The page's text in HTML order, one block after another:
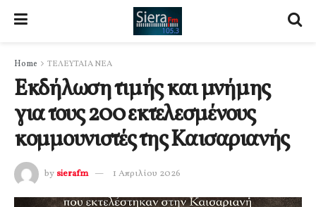
Home ΤΕΛΕΥΤΑΙΑ ΝΕΑ
Εκδήλωση τιμής και μνήμης
για τους 200 εκτελεσμένους
κομμουνιστές της Καισαριανής
by sierafm 1 Απριλίου 2026